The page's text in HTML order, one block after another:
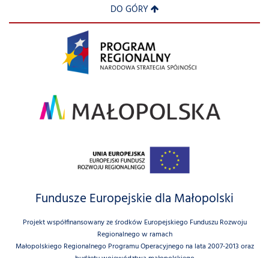
DO GÓRY
Fundusze Europejskie dla Małopolski
Projekt współfinansowany ze środków Europejskiego Funduszu Rozwoju
Regionalnego w ramach
Małopolskiego Regionalnego Programu Operacyjnego na lata 2007-2013 oraz